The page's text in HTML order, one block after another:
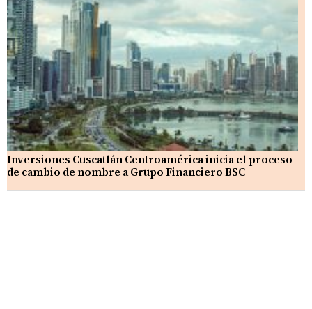
Inversiones Cuscatlán Centroamérica inicia el proceso
de cambio de nombre a Grupo Financiero BSC